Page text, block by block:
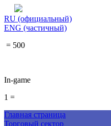
RU (официальный)
ENG (частичный)
= 500
In-game
1 =
Главная страница
Торговый сектор